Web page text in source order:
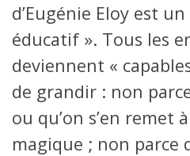
d’Eugénie Eloy est
éducatif ». Tous les
deviennent «
de grandir : non
ou qu’on s’en remet
magique ; non parce